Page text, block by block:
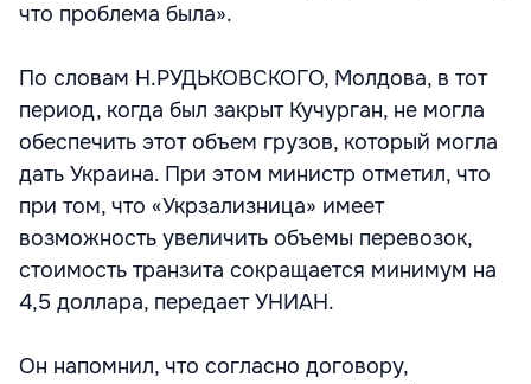
что проблема была».
По словам Н.РУДЬКОВСКОГО, Молдова, в тот
период, когда был закрыт Кучурган, не могла
обеспечить этот объем грузов, который могла
дать Украина. При этом министр отметил, что
при том, что «Укрзализница» имеет
возможность увеличить объемы перевозок,
стоимость транзита сокращается минимум на
4,5 доллара, передает УНИАН.
Он напомнил, что согласно договору,